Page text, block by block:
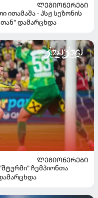
ᲚᲔᲒᲘᲝᲜᲔᲠᲔᲑᲘ
ითამაშა - პსჟ სეზონის
დამარცხდა
ᲚᲔᲒᲘᲝᲜᲔᲠᲔᲑᲘ
ჩემპიონთა